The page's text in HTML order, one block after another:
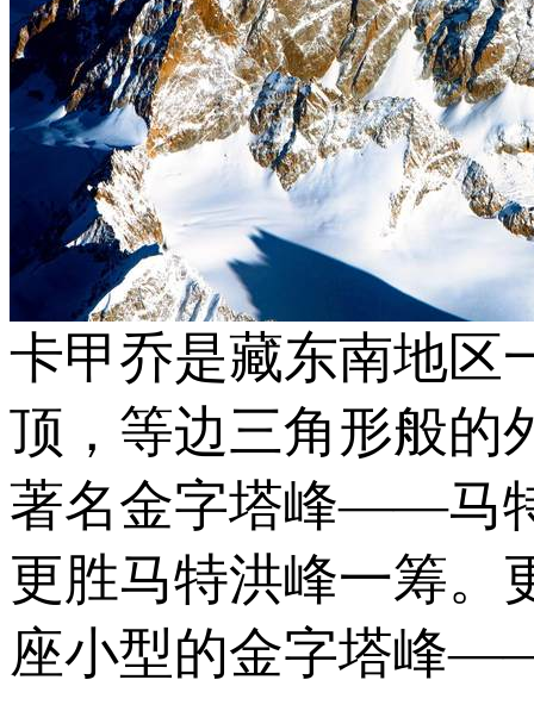
卡甲乔是藏东南地区
顶，等边三角形般的
著名金字塔峰——马
更胜马特洪峰一筹。
座小型的金字塔峰